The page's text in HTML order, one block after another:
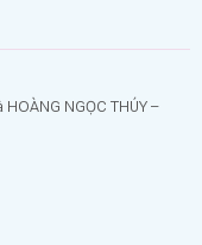
NGỌC THÚY –